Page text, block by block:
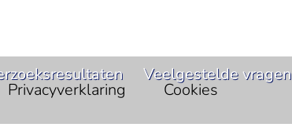
Veelgestelde vragen
Privacyverklaring Cookies